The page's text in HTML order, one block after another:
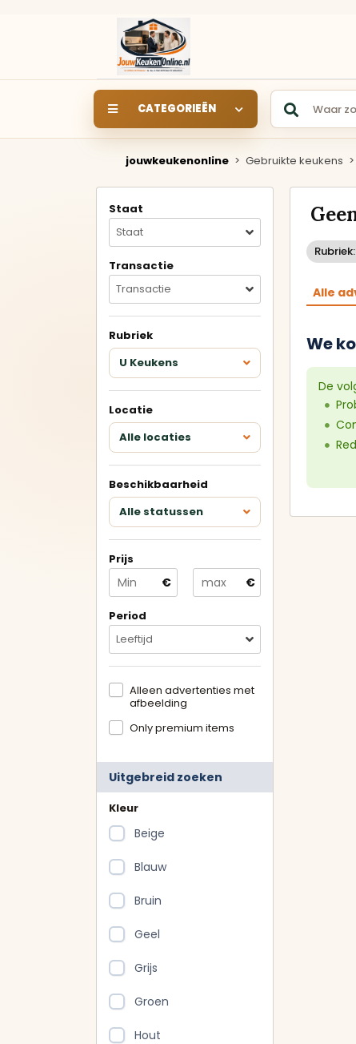
CATEGORIEËN
SHOWROOM
S
de showroom van een
Rechte keukens
Hoekkeukens
Keukens met eiland
U-keukens
Minikeukens
Alle showroomkeukens
bekijken
Betrouwbare
verkopers
Geverifieerde aanbieders en
jouwkeukenonline > Gebruikte keukens >
Staat
Staat
Transactie
Transactie
Rubriek
U Keukens
Locatie
Alle locaties
Beschikbaarheid
Alle statussen
Prijs
€ €
Period
Leeftijd
Alleen advertenties met
afbeelding
Only premium items
Uitgebreid zoeken
Kleur
Beige
Blauw
Bruin
Geel
Grijs
Groen
Hout
Alle
We
De